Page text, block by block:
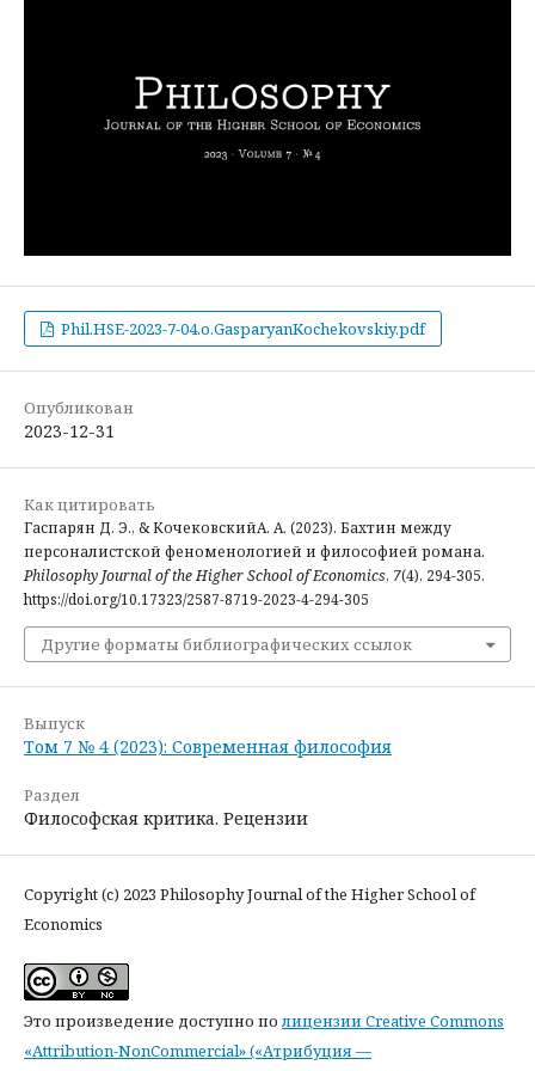
Phil.HSE-2023-7-04.o.GasparyanKochekovskiy.pdf
Опубликован
2023-12-31
Как цитировать
Гаспарян Д. Э., & КочековскийА. А. (2023). Бахтин между
персоналистской феноменологией и философией романа.
Philosophy Journal of the Higher School of Economics, 7(4), 294-305.
https://doi.org/10.17323/2587-8719-2023-4-294-305
Другие форматы библиографических ссылок
Выпуск
Том 7 № 4 (2023): Современная философия
Раздел
Философская критика. Рецензии
Copyright (c) 2023 Philosophy Journal of the Higher School of
Economics
Это произведение доступно полицензии Creative Commons
«Attribution-NonCommercial» («Атрибуция —